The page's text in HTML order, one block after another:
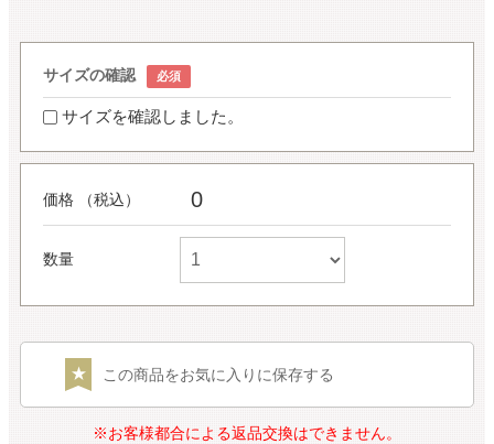
サイズの確認
サイズを確認しました。
価格 （税込） 0
数量
この商品をお気に入りに保存する
※お客様都合による返品交換はできません。